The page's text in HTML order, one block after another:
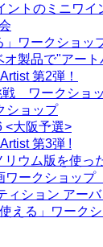
トのミニワイ
」ワークショッ
製品で"アート
第2弾！
戦 ワークショ
ショップ
<大阪予選>
第3弾 !
ウム版を使っ
ワークショッ
ション アー
える」ワーク